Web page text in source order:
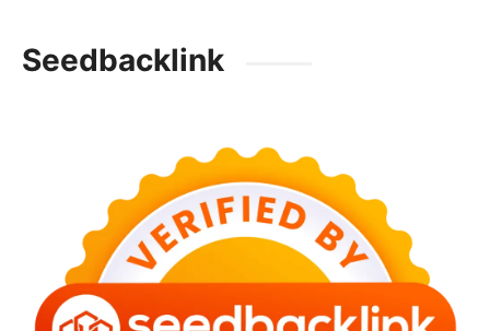
Seedbacklink